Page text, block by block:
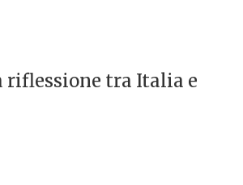
riflessione tra Italia e